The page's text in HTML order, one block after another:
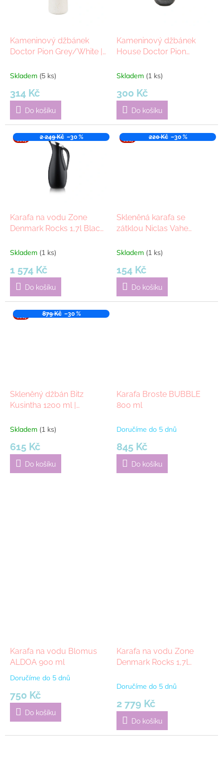
Kameninový džbánek
Doctor Pion Grey/White |
Skladem (5 ks)
314 Kč
Do košíku
Kameninový džbánek
House Doctor Pion
hnědá
Skladem (1 ks)
300 Kč
Do košíku
ODEJ
2 249 Kč –30 %
Karafa na vodu Zone
Denmark Rocks 1,7l Black
Skladem (1 ks)
1 574 Kč
Do košíku
ODEJ
220 Kč –30 %
Skleněná karafa se
zátklou Niclas Vahe
Skladem (1 ks)
154 Kč
Do košíku
ODEJ
879 Kč –30 %
Skleněný džbán Bitz
Kusintha 1200 ml |
Skladem (1 ks)
615 Kč
Do košíku
Karafa Broste BUBBLE
800 ml
Doručíme do 5 dnů
845 Kč
Do košíku
Karafa na vodu Blomus
ALDOA 900 ml
Průměrné
produktu
5,0
5
Doručíme do 5 dnů
750 Kč
Do košíku
Karafa na vodu Zone
Denmark Rocks 1,7l
Doručíme do 5 dnů
2 779 Kč
Do košíku